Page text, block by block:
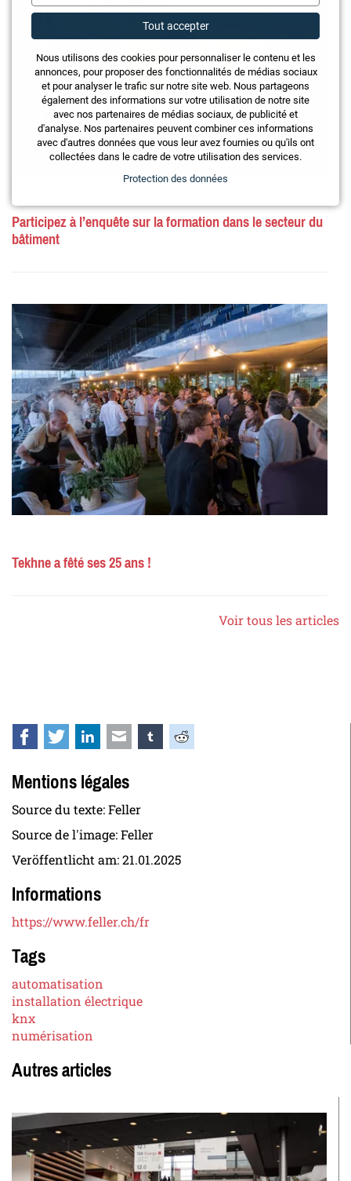
Participez à l’enquête sur la formation dans le secteur du
bâtiment
Tekhne a fêté ses 25 ans !
Voir tous les articles
Facebook
TwitterLinkedInE-mail tumblrReddit
Mentions légales
Source du texte: Feller
Source de l'image: Feller
Veröffentlicht am:21.01.2025
Informations
https://www.feller.ch/fr
Tags
automatisation
installation électrique
knx
numérisation
Autres articles
Tout accepter
Nous utilisons des cookies pour personnaliser le contenu et les
annonces, pour proposer des fonctionnalités de médias sociaux
et pour analyser le trafic sur notre site web. Nous partageons
également des informations sur votre utilisation de notre site
avec nos partenaires de médias sociaux, de publicité et
d'analyse. Nos partenaires peuvent combiner ces informations
avec d'autres données que vous leur avez fournies ou qu'ils ont
collectées dans le cadre de votre utilisation des services.
Protection des données